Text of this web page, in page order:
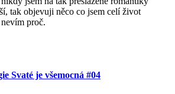
tak objevuji něco co jsem celí život
proč.
Svaté je všemocná #04